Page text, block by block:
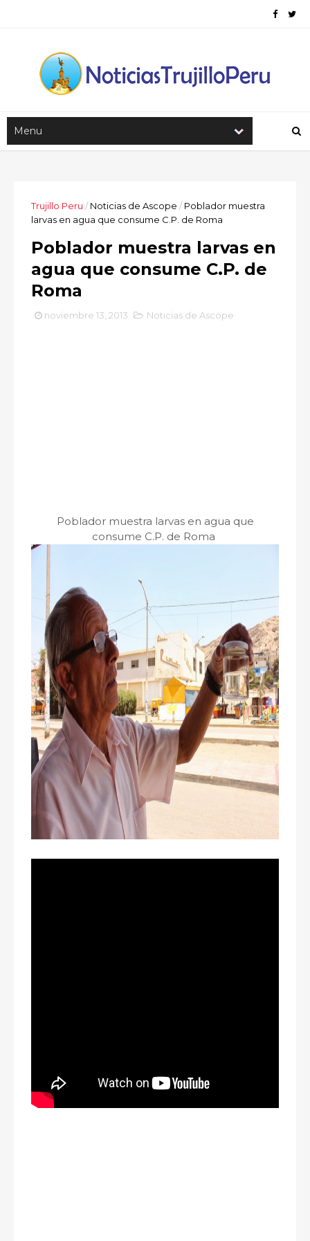
Trujillo Peru / Noticias de Ascope / Poblador muestra
larvas en agua que consume C.P. de Roma
Poblador muestra larvas en
agua que consume C.P. de
Roma
noviembre 13, 2013 Noticias de Ascope
Poblador muestra larvas en agua que
consume C.P. de Roma